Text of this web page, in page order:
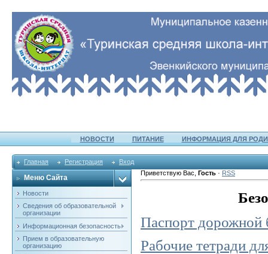
НОВОСТИ ПИТАНИЕ ИНФОРМАЦИЯ ДЛЯ
Главная Регистрация Вход
Меню Сайта
Новости
Сведения об образовательной
организации
Информационная безопасность
Прием в образовательную
организацию
Приветствую Вас Гость · RSS
Паспорт
Рабочие тетради